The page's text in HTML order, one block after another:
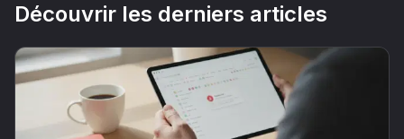
Découvrir les derniers articles